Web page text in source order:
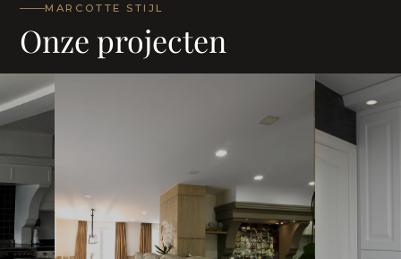
MARCOTTE STIJL
Onze projecten